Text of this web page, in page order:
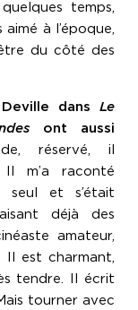
temps,
aimé à l’époque,
du côté des
dans Le
ont aussi
réservé, il
Il m’a raconté
seul et s’était
déjà des
amateur,
Il est charmant,
tendre. Il écrit
tourner avec